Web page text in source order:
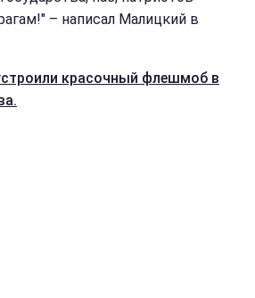
– написал Малицкий в
красочный флешмоб в